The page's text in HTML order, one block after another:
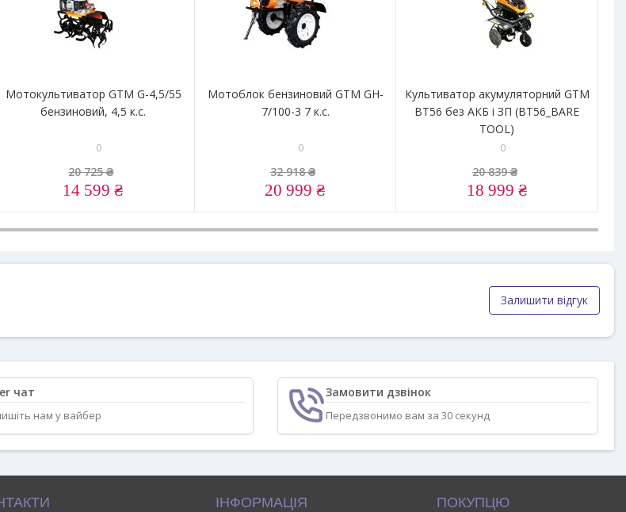
Мотокультиватор GTM G-4,5/55
бензиновий, 4,5 к.с.
0
20 725 ₴
14 599 ₴
Мотоблок бензиновий GTM GH-
7/100-3 7 к.с.
0
32 918 ₴
20 999 ₴
Культиватор акумуляторний GTM
BT56 без АКБ і ЗП (BT56_BARE
TOOL)
0
20 839 ₴
18 999 ₴
Залишити відгук
чат
нам у вайбер
Замовити дзвінок
Передзвонимо вам за 30 секунд
ІНФОРМАЦІЯ ПОКУПЦЮ